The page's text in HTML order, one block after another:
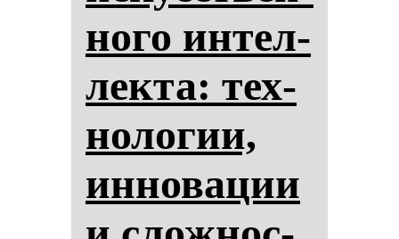
но­го ин­тел­
лек­та: тех­
но­ло­гии,
ин­но­ва­ции